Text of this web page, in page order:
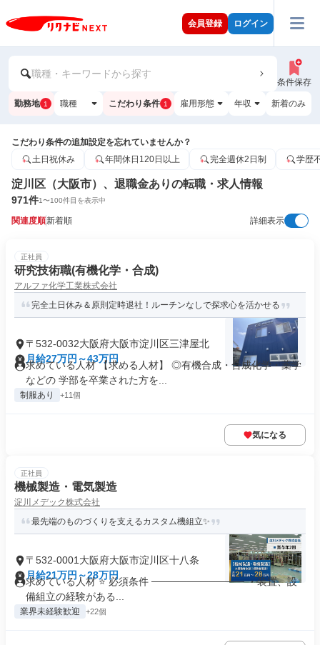
会員登録 ログイン
職種・キーワードから探す
条件保存
勤務地 1 職種 こだわり条件 1 雇用形態 年収 新着のみ
こだわり条件の追加設定を忘れていませんか？
土日祝休み
年間休日120日以上 完全週休2日制 学歴
淀川区（大阪市）、退職金ありの転職・求人情報
971件1〜100件目を表示中
関連度順新着順 詳細表示
正社員
研究技術職(有機化学・合成)
アルファ化学工業株式会社
完全土日休み＆原則定時退社！ルーチンなしで探求心を活かせる
〒532-0032大阪府大阪市淀川区三津屋北
月給27万円～43万円
求めている人材 【求める人材】 ◎有機合成・合成化学・薬学
などの 学部を卒業された方を...
制服あり +11個
気になる
正社員
機械製造・電気製造
淀川メデック株式会社
最先端のものづくりを支えるカスタム機組立✨
〒532-0001大阪府大阪市淀川区十八条
月給21万円～28万円
求めている人材 ⭐ 必須条件 ───────────── ・装置、設
備組立の経験がある...
業界未経験歓迎 +22個